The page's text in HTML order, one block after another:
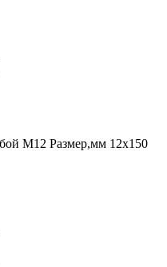
М12 Размер,мм 12х150